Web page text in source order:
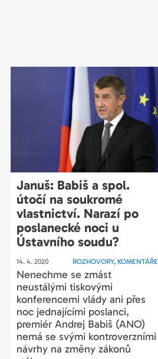
Januš: Babiš a spol.
útočí na soukromé
vlastnictví. Narazí po
poslanecké noci u
Ústavního soudu?
14. 4. 2020 ROZHOVORY, KOMENTÁŘE
Nenechme se zmást
neustálými tiskovými
konferencemi vlády ani přes
noc jednajícími poslanci,
premiér Andrej Babiš (ANO)
nemá se svými kontroverzními
návrhy na změny zákonů